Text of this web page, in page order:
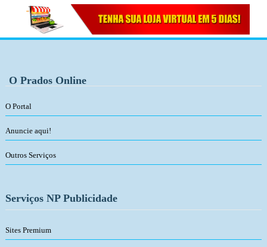
O Prados Online
O Portal
Anuncie aqui!
Outros Serviços
Serviços NP Publicidade
Sites Premium